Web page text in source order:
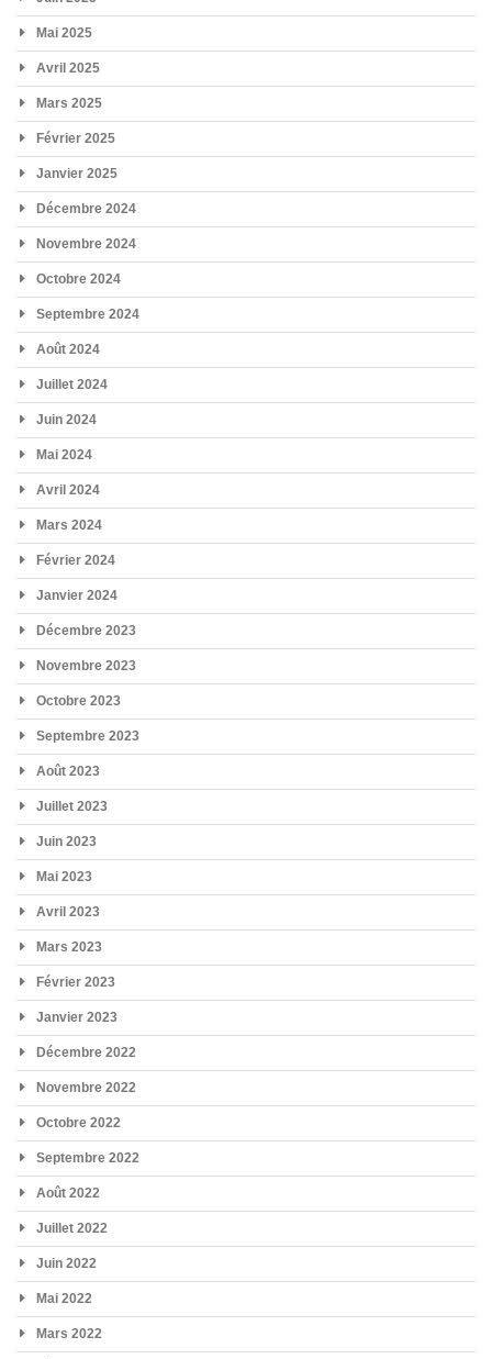
Mai 2025
Avril 2025
Mars 2025
Février 2025
Janvier 2025
Décembre 2024
Novembre 2024
Octobre 2024
Septembre 2024
Août 2024
Juillet 2024
Juin 2024
Mai 2024
Avril 2024
Mars 2024
Février 2024
Janvier 2024
Décembre 2023
Novembre 2023
Octobre 2023
Septembre 2023
Août 2023
Juillet 2023
Juin 2023
Mai 2023
Avril 2023
Mars 2023
Février 2023
Janvier 2023
Décembre 2022
Novembre 2022
Octobre 2022
Septembre 2022
Août 2022
Juillet 2022
Juin 2022
Mai 2022
Mars 2022